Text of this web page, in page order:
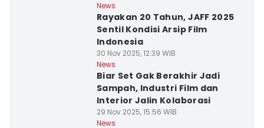
News
Rayakan 20 Tahun, JAFF 2025
Sentil Kondisi Arsip Film
Indonesia
30 Nov 2025, 12:39 WIB
News
Biar Set Gak Berakhir Jadi
Sampah, Industri Film dan
Interior Jalin Kolaborasi
29 Nov 2025, 15:56 WIB
News